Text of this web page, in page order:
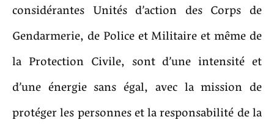
considérantes Unités d’action des Corps de
Gendarmerie, de Police et Militaire et même de
la Protection Civile, sont d’une intensité et
d’une énergie sans égal, avec la mission de
protéger les personnes et la responsabilité de la